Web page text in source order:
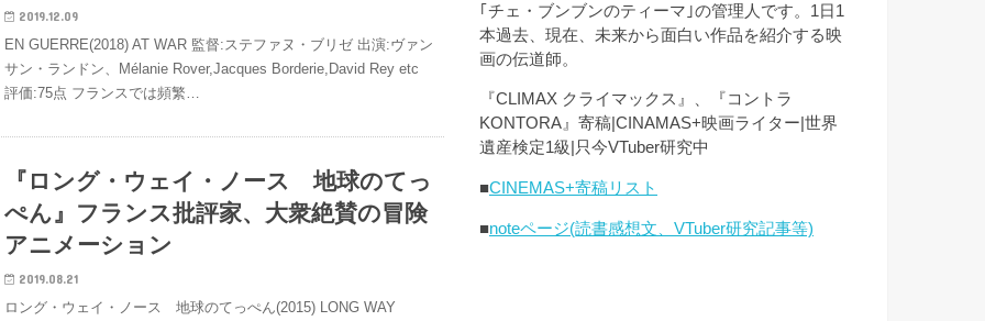
2019.12.09
EN GUERRE(2018) AT WAR 監督:ステファヌ・ブリゼ 出演:ヴァン
サン・ランドン、Mélanie Rover,Jacques Borderie,David Rey etc
評価:75点 フランスでは頻繁…
『ロング・ウェイ・ノース 地球のてっ
ぺん』フランス批評家、大衆絶賛の冒険
アニメーション
2019.08.21
ロング・ウェイ・ノース 地球のてっぺん(2015) LONG WAY
｢チェ・ブンブンのティーマ｣の管理人です。1日1
本過去、現在、未来から面白い作品を紹介する映
画の伝道師。
『CLIMAX クライマックス』、『コントラ
KONTORA』寄稿|CINAMAS+映画ライター|世界
遺産検定1級|只今VTuber研究中
■CINEMAS+寄稿リスト
■noteページ(読書感想文、VTuber研究記事等)